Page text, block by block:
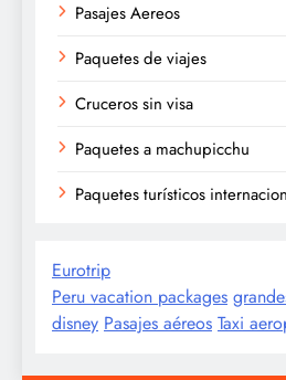
Pasajes Aereos
Paquetes de viajes
Cruceros sin visa
Paquetes a machupicchu
Paquetes turísticos
Eurotrip
Peru vacation packages
disney Pasajes aéreos Taxi